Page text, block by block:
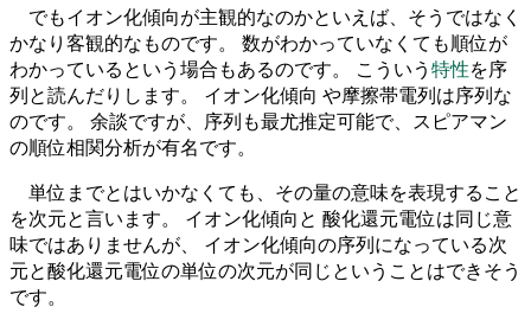
でもイオン化傾向が主観的なのかといえば、そうではなく
かなり客観的なものです。 数がわかっていなくても順位が
わかっているという場合もあるのです。 こういう特性を序
列と読んだりします。 イオン化傾向 や摩擦帯電列は序列な
のです。 余談ですが、序列も最尤推定可能で、スピアマン
の順位相関分析が有名です。
単位までとはいかなくても、その量の意味を表現すること
を次元と言います。 イオン化傾向と 酸化還元電位は同じ意
味ではありませんが、 イオン化傾向の序列になっている次
元と酸化還元電位の単位の次元が同じということはできそう
です。